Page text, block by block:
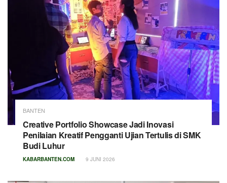
BANTEN
Creative Portfolio Showcase Jadi Inovasi
Penilaian Kreatif Pengganti Ujian Tertulis di SMK
Budi Luhur
KABARBANTEN.COM 9 JUNI 2026